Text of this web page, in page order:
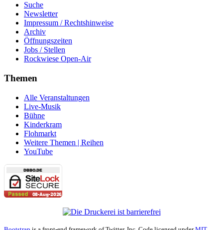
Suche
Newsletter
Impressum / Rechtshinweise
Archiv
Öffnungszeiten
Jobs / Stellen
Rockwiese Open-Air
Themen
Alle Veranstaltungen
Live-Musik
Bühne
Kinderkram
Flohmarkt
Weitere Themen | Reihen
YouTube